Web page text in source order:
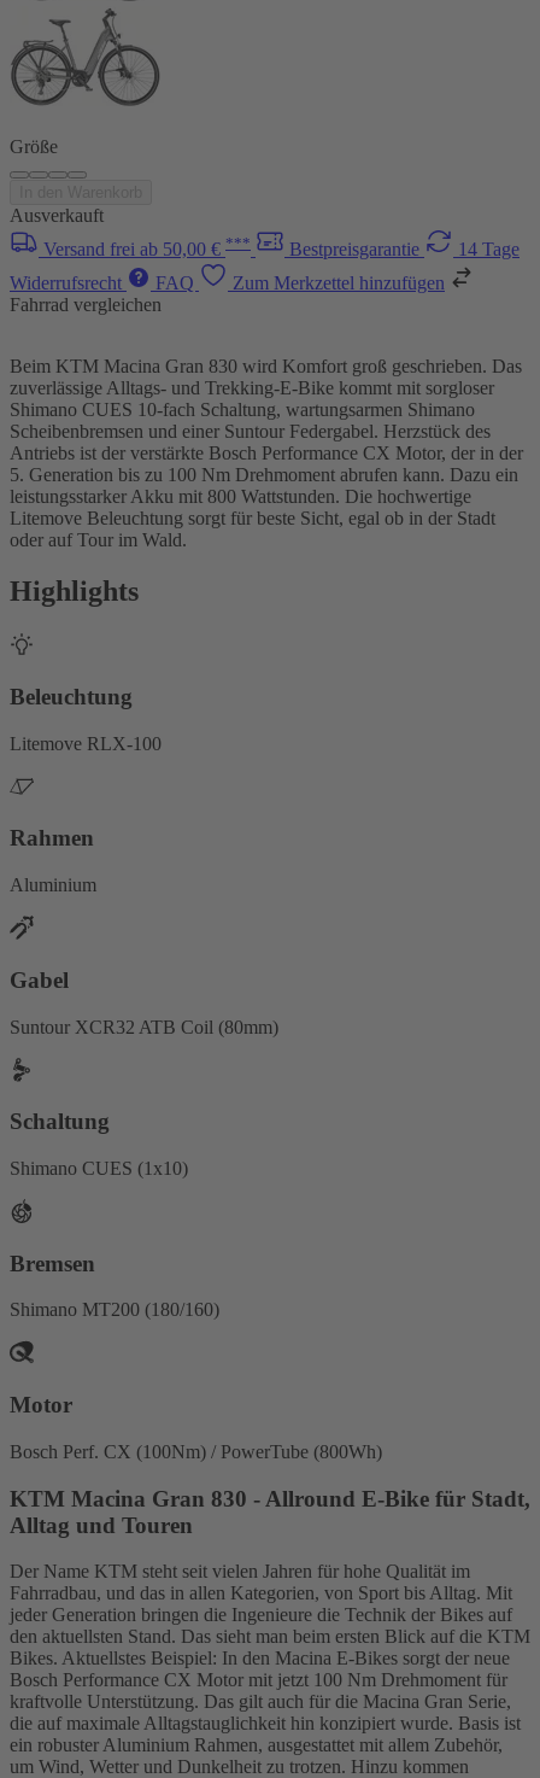
Größe
Ausverkauft
Versand frei ab 50,00 € *** Bestpreisgarantie
14 Tage
Widerrufsrecht
FAQ
Zum Merkzettel hinzufügen
Fahrrad vergleichen
Beim KTM Macina Gran 830 wird Komfort groß geschrieben. Das
zuverlässige Alltags- und Trekking-E-Bike kommt mit sorgloser
Shimano CUES 10-fach Schaltung, wartungsarmen Shimano
Scheibenbremsen und einer Suntour Federgabel. Herzstück des
Antriebs ist der verstärkte Bosch Performance CX Motor, der in der
5. Generation bis zu 100 Nm Drehmoment abrufen kann. Dazu ein
leistungsstarker Akku mit 800 Wattstunden. Die hochwertige
Litemove Beleuchtung sorgt für beste Sicht, egal ob in der Stadt
oder auf Tour im Wald.
Highlights
Beleuchtung
Litemove RLX-100
Rahmen
Aluminium
Gabel
Suntour XCR32 ATB Coil (80mm)
Schaltung
Shimano CUES (1x10)
Bremsen
Shimano MT200 (180/160)
Motor
Bosch Perf. CX (100Nm) / PowerTube (800Wh)
KTM Macina Gran 830 - Allround E-Bike für Stadt,
Alltag und Touren
Der Name KTM steht seit vielen Jahren für hohe Qualität im
Fahrradbau, und das in allen Kategorien, von Sport bis Alltag. Mit
jeder Generation bringen die Ingenieure die Technik der Bikes auf
den aktuellsten Stand. Das sieht man beim ersten Blick auf die KTM
Bikes. Aktuellstes Beispiel: In den Macina E-Bikes sorgt der neue
Bosch Performance CX Motor mit jetzt 100 Nm Drehmoment für
kraftvolle Unterstützung. Das gilt auch für die Macina Gran Serie,
die auf maximale Alltagstauglichkeit hin konzipiert wurde. Basis ist
ein robuster Aluminium Rahmen, ausgestattet mit allem Zubehör,
um Wind, Wetter und Dunkelheit zu trotzen. Hinzu kommen